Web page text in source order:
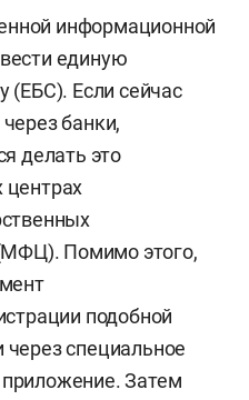
информационной
единую
(ЕБС). Если сейчас
банки,
делать это
Помимо этого,
подобной
специальное
Затем